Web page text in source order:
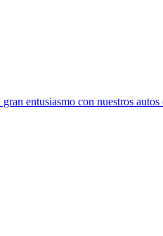
entusiasmo con nuestros autos